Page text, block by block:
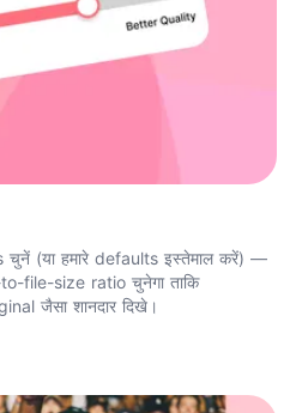
(या हमारे defaults इस्तेमाल करें) —
file-size ratio चुनेगा ताकि
जैसा शानदार दिखे।